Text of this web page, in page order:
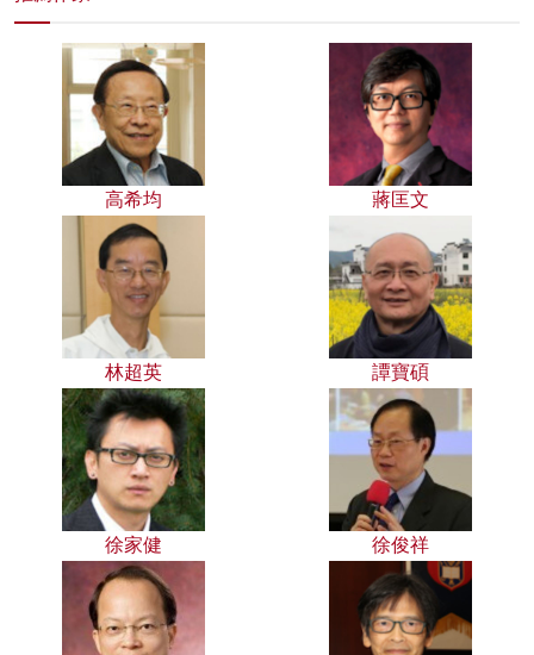
高希均 蔣匡文
林超英 譚寶碩
徐家健 徐俊祥